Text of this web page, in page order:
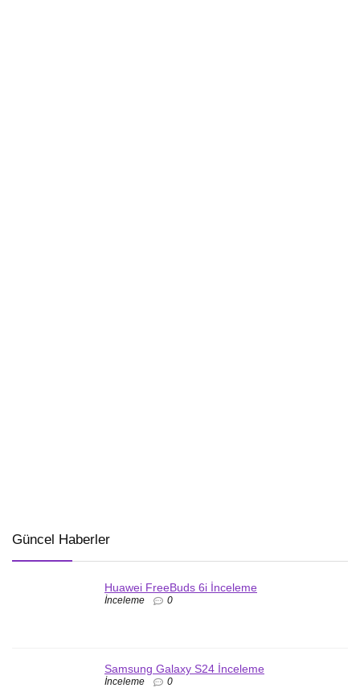
Güncel Haberler
Huawei FreeBuds 6i İnceleme
İnceleme 0
Samsung Galaxy S24 İnceleme
İnceleme 0